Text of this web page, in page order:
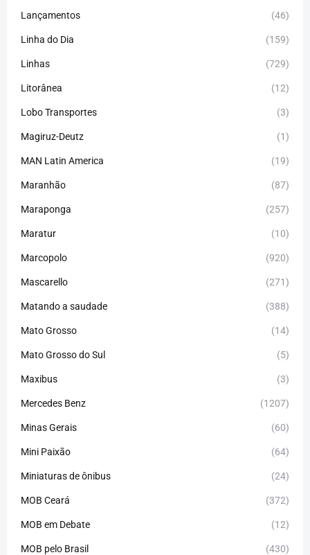
Lançamentos (46)
Linha do Dia (159)
Linhas (729)
Litorânea (12)
Lobo Transportes (3)
Magiruz-Deutz (1)
MAN Latin America (19)
Maranhão (87)
Maraponga (257)
Maratur (10)
Marcopolo (920)
Mascarello (271)
Matando a saudade (388)
Mato Grosso (14)
Mato Grosso do Sul (5)
Maxibus (3)
Mercedes Benz (1207)
Minas Gerais (60)
Mini Paixão (64)
Miniaturas de ônibus (24)
MOB Ceará (372)
MOB em Debate (12)
MOB pelo Brasil (430)